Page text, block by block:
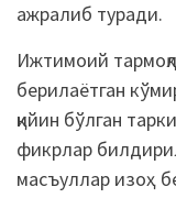
ажралиб туради.
Ижтимоий
берилаётган
қийин бўлган
фикрлар
масъуллар изоҳ